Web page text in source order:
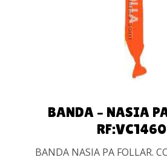
CARRITO
BANDA – NASIA
BANDA NASIA PA FOLLAR.